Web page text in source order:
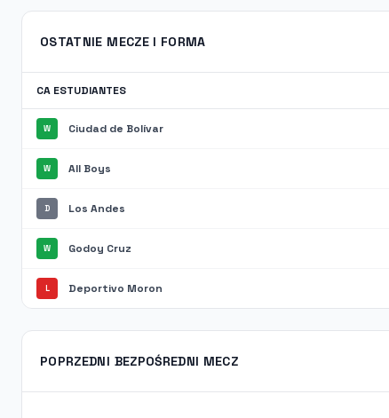
OSTATNIE MECZE I FORMA
CA ESTUDIANTES
W Ciudad de Bolívar
W All Boys
D Los Andes
W Godoy Cruz
L Deportivo Moron
POPRZEDNI BEZPOŚREDNI MECZ